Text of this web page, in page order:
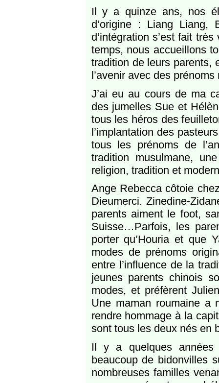
Il y a quinze ans, nos
d’origine : Liang Liang,
d’intégration s’est fait
temps, nous accueillons
tradition de leurs parents,
l’avenir avec des
J’ai eu au cours de ma
des jumelles Sue et
tous les héros des
l’implantation des
tous les prénoms de
tradition musulmane,
religion, tradition et
Ange Rebecca côtoie
Dieumerci. Zinedine-
parents aiment le foot,
Suisse…Parfois, les
porter qu’Houria et que
modes de prénoms
entre l’influence de la
jeunes parents chinois
modes, et préfèrent
Une maman roumaine a
rendre hommage à la
sont tous les deux nés en
Il y a quelques années
beaucoup de bidonvilles
nombreuses familles